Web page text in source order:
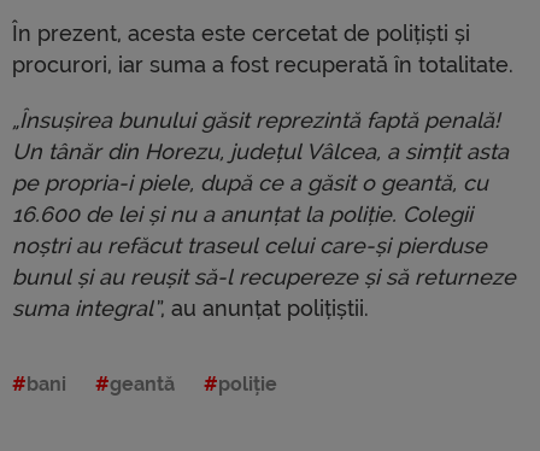
În prezent, acesta este cercetat de polițiști și
procurori, iar suma a fost recuperată în totalitate.
„Însușirea bunului găsit reprezintă faptă penală!
Un tânăr din Horezu, județul Vâlcea, a simțit asta
pe propria-i piele, după ce a găsit o geantă, cu
16.600 de lei și nu a anunțat la poliție. Colegii
noștri au refăcut traseul celui care-și pierduse
bunul și au reușit să-l recupereze și să returneze
suma integral”, au anunțat polițiștii.
bani geantă poliție